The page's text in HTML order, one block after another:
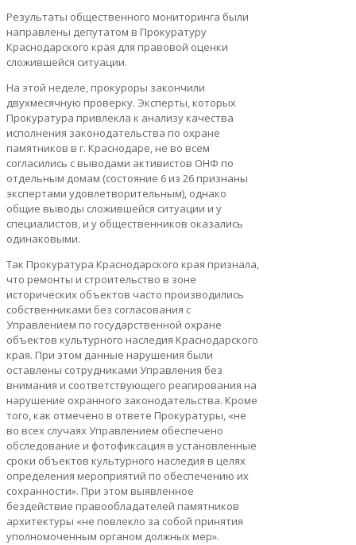
Результаты общественного мониторинга были
направлены депутатом в Прокуратуру
Краснодарского края для правовой оценки
сложившейся ситуации.
На этой неделе, прокуроры закончили
двухмесячную проверку. Эксперты, которых
Прокуратура привлекла к анализу качества
исполнения законодательства по охране
памятников в г. Краснодаре, не во всем
согласились с выводами активистов ОНФ по
отдельным домам (состояние 6 из 26 признаны
экспертами удовлетворительным), однако
общие выводы сложившейся ситуации и у
специалистов, и у общественников оказались
одинаковыми.
Так Прокуратура Краснодарского края признала,
что ремонты и строительство в зоне
исторических объектов часто производились
собственниками без согласования с
Управлением по государственной охране
объектов культурного наследия Краснодарского
края. При этом данные нарушения были
оставлены сотрудниками Управления без
внимания и соответствующего реагирования на
нарушение охранного законодательства. Кроме
того, как отмечено в ответе Прокуратуры, «не
во всех случаях Управлением обеспечено
обследование и фотофиксация в установленные
сроки объектов культурного наследия в целях
определения мероприятий по обеспечению их
сохранности». При этом выявленное
бездействие правообладателей памятников
архитектуры «не повлекло за собой принятия
уполномоченным органом должных мер».